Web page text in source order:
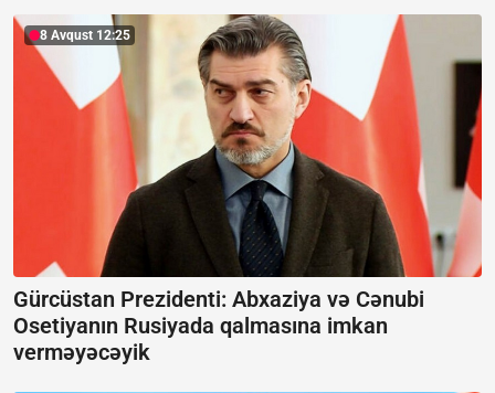
8 Avqust 12:25
Gürcüstan Prezidenti: Abxaziya və Cənubi
Osetiyanın Rusiyada qalmasına imkan
verməyəcəyik